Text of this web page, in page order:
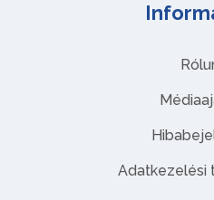
Adatkezelési